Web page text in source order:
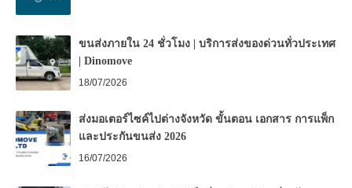
ขนส่งภายใน 24 ชั่วโมง | บริการส่งของด่วนทั่วประเทศ
| Dinomove
18/07/2026
ส่งมอเตอร์ไซค์ไปต่างจังหวัด ขั้นตอน เอกสาร การแพ็ก
และประกันขนส่ง 2026
16/07/2026